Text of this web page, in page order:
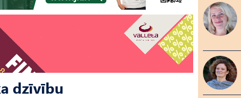
dzīvību